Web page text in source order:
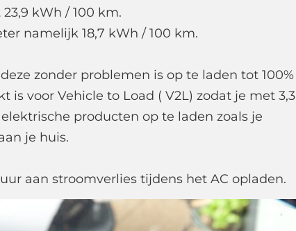
kWh / 100 km.
namelijk 18,7 kWh / 100 km.
zonder problemen is op te laden tot 100%
voor Vehicle to Load ( V2L) zodat je met 3,3
producten op te laden zoals je
je huis.
aan stroomverlies tijdens het AC opladen.